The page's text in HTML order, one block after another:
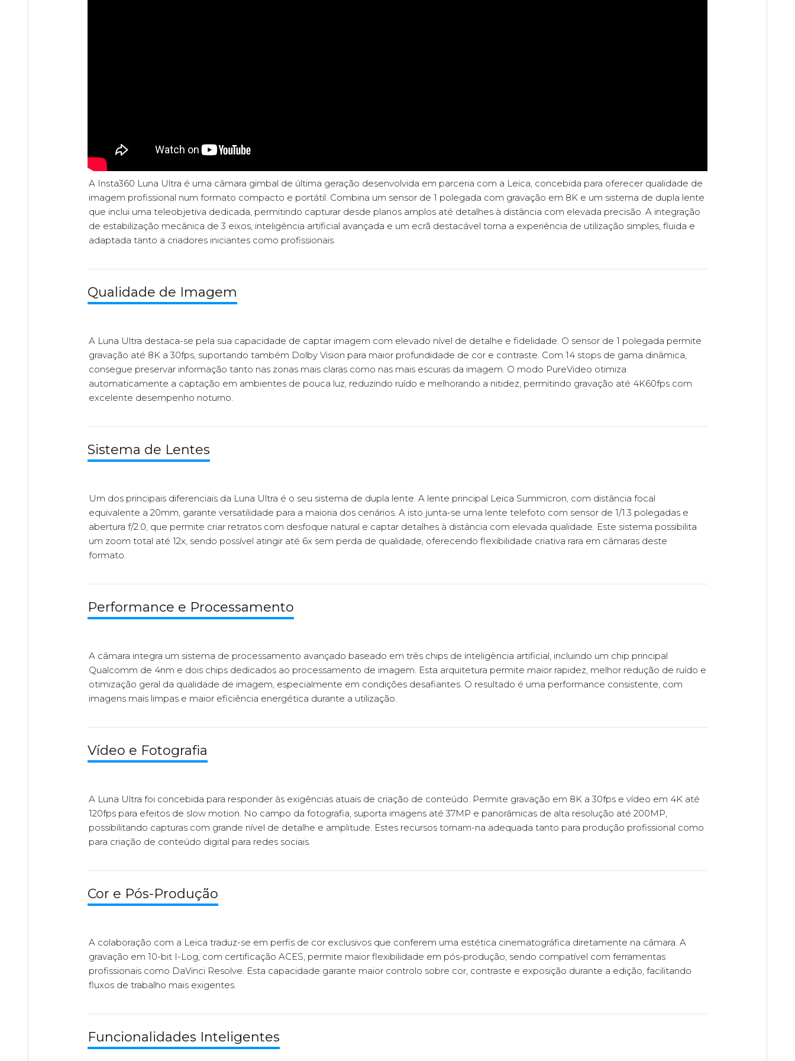
A Insta360 Luna Ultra é uma câmara gimbal de última geração desenvolvida em parceria com a Leica, concebida para oferecer qualidade de
imagem profissional num formato compacto e portátil. Combina um sensor de 1 polegada com gravação em 8K e um sistema de dupla lente
que inclui uma teleobjetiva dedicada, permitindo capturar desde planos amplos até detalhes à distância com elevada precisão. A integração
de estabilização mecânica de 3 eixos, inteligência artificial avançada e um ecrã destacável torna a experiência de utilização simples, fluida e
adaptada tanto a criadores iniciantes como profissionais.
Qualidade de Imagem
A Luna Ultra destaca-se pela sua capacidade de captar imagem com elevado nível de detalhe e fidelidade. O sensor de 1 polegada permite
gravação até 8K a 30fps, suportando também Dolby Vision para maior profundidade de cor e contraste. Com 14 stops de gama dinâmica,
consegue preservar informação tanto nas zonas mais claras como nas mais escuras da imagem. O modo PureVideo otimiza
automaticamente a captação em ambientes de pouca luz, reduzindo ruído e melhorando a nitidez, permitindo gravação até 4K60fps com
excelente desempenho noturno.
Sistema de Lentes
Um dos principais diferenciais da Luna Ultra é o seu sistema de dupla lente. A lente principal Leica Summicron, com distância focal
equivalente a 20mm, garante versatilidade para a maioria dos cenários. A isto junta-se uma lente telefoto com sensor de 1/1.3 polegadas e
abertura f/2.0, que permite criar retratos com desfoque natural e captar detalhes à distância com elevada qualidade. Este sistema possibilita
um zoom total até 12x, sendo possível atingir até 6x sem perda de qualidade, oferecendo flexibilidade criativa rara em câmaras deste
formato.
Performance e Processamento
A câmara integra um sistema de processamento avançado baseado em três chips de inteligência artificial, incluindo um chip principal
Qualcomm de 4nm e dois chips dedicados ao processamento de imagem. Esta arquitetura permite maior rapidez, melhor redução de ruído e
otimização geral da qualidade de imagem, especialmente em condições desafiantes. O resultado é uma performance consistente, com
imagens mais limpas e maior eficiência energética durante a utilização.
Vídeo e Fotografia
A Luna Ultra foi concebida para responder às exigências atuais de criação de conteúdo. Permite gravação em 8K a 30fps e vídeo em 4K até
120fps para efeitos de slow motion. No campo da fotografia, suporta imagens até 37MP e panorâmicas de alta resolução até 200MP,
possibilitando capturas com grande nível de detalhe e amplitude. Estes recursos tornam-na adequada tanto para produção profissional como
para criação de conteúdo digital para redes sociais.
Cor e Pós-Produção
A colaboração com a Leica traduz-se em perfis de cor exclusivos que conferem uma estética cinematográfica diretamente na câmara. A
gravação em 10-bit I-Log, com certificação ACES, permite maior flexibilidade em pós-produção, sendo compatível com ferramentas
profissionais como DaVinci Resolve. Esta capacidade garante maior controlo sobre cor, contraste e exposição durante a edição, facilitando
fluxos de trabalho mais exigentes.
Funcionalidades Inteligentes